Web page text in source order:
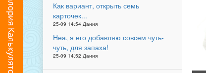
Как вариант, открыть семь
карточек...
25-09 14:54 Дания
Неа, я его добавляю совсем чуть-
чуть, для запаха!
25-09 14:52 Дания